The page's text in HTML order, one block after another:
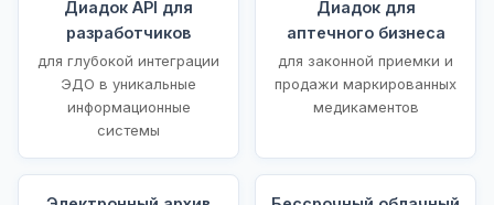
Диадок API для
разработчиков
для глубокой интеграции
ЭДО в уникальные
информационные
системы
Диадок для
аптечного бизнеса
для законной приемки и
продажи маркированных
медикаментов